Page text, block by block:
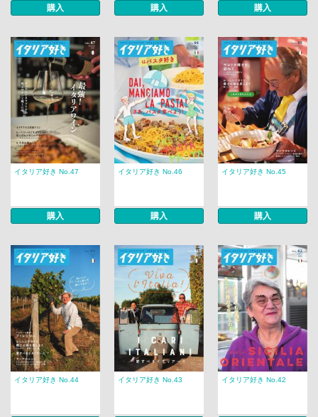
購入 購入 購入
イタリア好き No.47
購入
イタリア好き No.46
購入
イタリア好き No.45
購入
イタリア好き No.44 イタリア好き No.43 イタリア好き No.42